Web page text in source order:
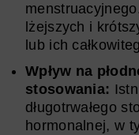
lżejszych i
lub ich
Wpływ na
stosowania:
długotrwałego
hormonalnej, w